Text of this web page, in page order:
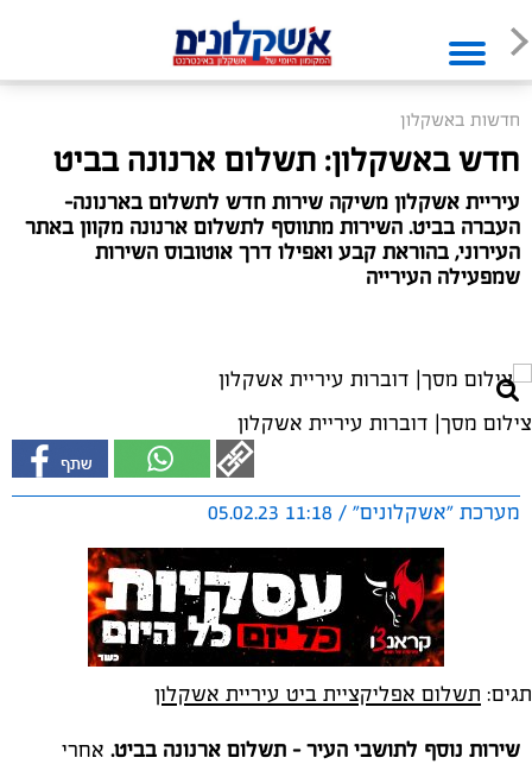
חדשות באשקלון
חדש באשקלון: תשלום ארנונה בביט
עיריית אשקלון משיקה שירות חדש לתשלום בארנונה-
העברה בביט. השירות מתווסף לתשלום ארנונה מקוון באתר
העירוני, בהוראת קבע ואפילו דרך אוטובוס השירות
שמפעילה העירייה
צילום מסך| דוברות עיריית אשקלון
מערכת "אשקלונים" / 11:18 05.02.23
תגים: תשלום אפליקציית ביט עיריית אשקלון
שירות נוסף לתושבי העיר - תשלום ארנונה בביט. אחרי